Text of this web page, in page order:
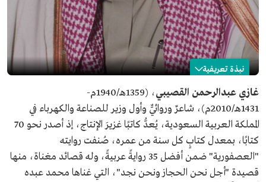
نبذة تعريفية
غازي القصيبي
الاسم
غازي القصيبي.
التصنيف
شاعر وروائي وإداري.
تاريخ الميلاد
1940م.
المؤهلات العلمية
بكالوريوس في الحقوق.
ماجستير في العلاقات العامة الدولية.
غازي عبدالرحمن القصيبي
، (1359هـ/1940م-
1431هـ/2010م)، شاعرٌ وروائيٌّ وأول وزير للصناعة والكهرباء في
المملكة العربية السعودية، يُعدُّ كاتبًا غزيرَ الإنتاج، إذ أصدر نحو 70
كتابًا، بمعدل كتابٍ كل سنة من عمره، صُنفت روايته
"العصفورية" ضمن أفضل 35 روايةً عربيةً، وله قصائد مغناة، منها
قصيدة "أجل نحن الحجاز ونحن نجد"، التي غناها محمد عبده